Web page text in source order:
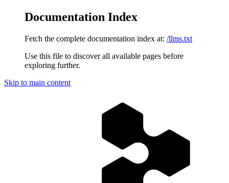
Documentation Index
Fetch the complete documentation index at: /llms.txt
Use this file to discover all available pages before
exploring further.
Skip to main content